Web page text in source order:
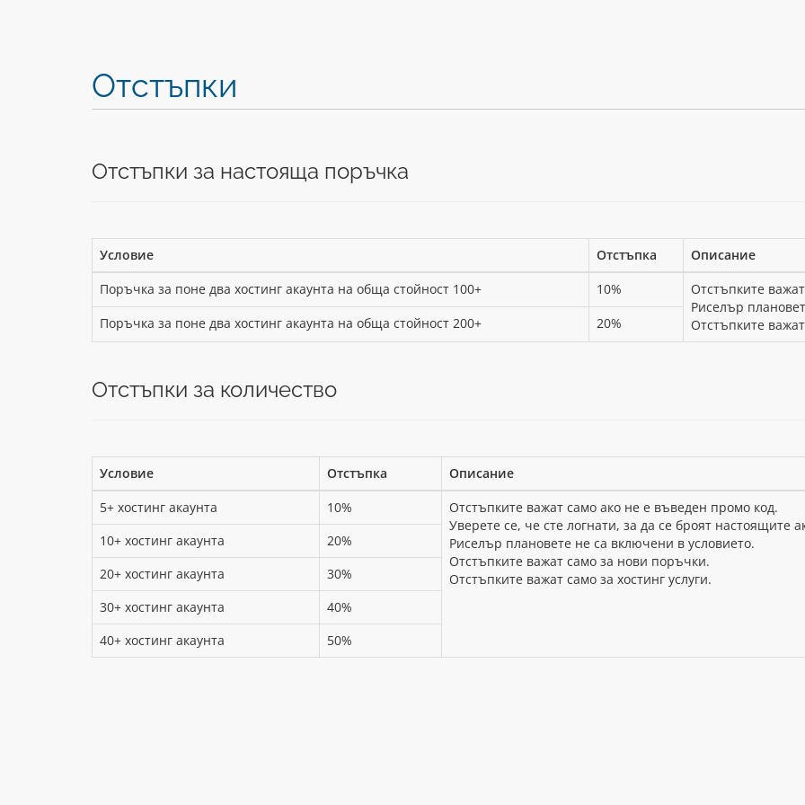
Отстъпки
Отстъпки за настояща поръчка
Условие Отстъпка
Описание
Поръчка за поне два хостинг акаунта на обща стойност 100+
10%
Отстъпките
Риселър
Отстъпките
Поръчка за поне два хостинг акаунта на обща стойност 200+ 20%
Отстъпки за количество
Условие Отстъпка
Описание
5+ хостинг акаунта
10%
Отстъпките важат само ако не е въведен промо код.
Уверете се, че сте логнати, за да се броят настоящите
Риселър плановете не са включени в условието.
Отстъпките важат само за нови поръчки.
Отстъпките важат само за хостинг услуги.
10+ хостинг акаунта
20%
20+ хостинг акаунта
30%
30+ хостинг акаунта
40%
40+ хостинг акаунта
50%